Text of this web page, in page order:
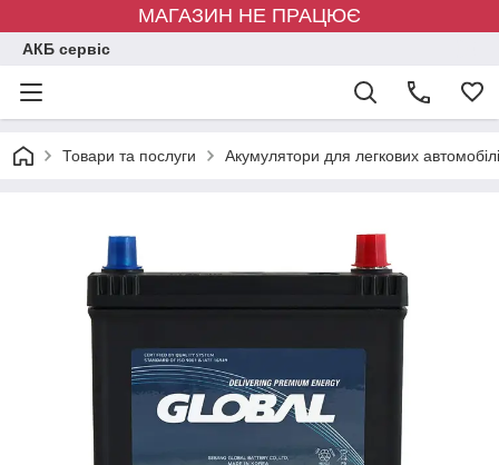
МАГАЗИН НЕ ПРАЦЮЄ
АКБ сервіс
Товари та послуги Акумулятори для легкових